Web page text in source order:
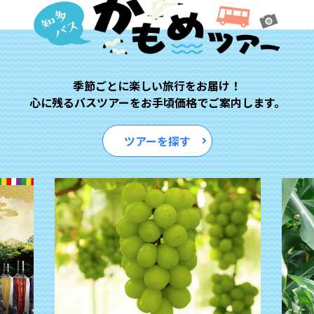
季節ごとに楽しい旅行をお届け！
心に残るバスツアーをお手頃価格でご案内します。
ツアーを探す